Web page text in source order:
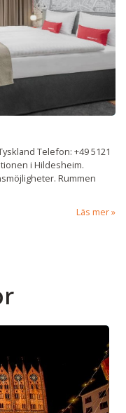
Telefon: +49 5121
i Hildesheim.
Rummen
Läs mer